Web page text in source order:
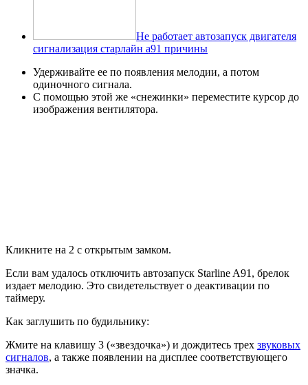
Не работает автозапуск двигателя
сигнализация старлайн а91 причины
Удерживайте ее по появления мелодии, а потом
одиночного сигнала.
С помощью этой же «снежинки» переместите курсор до
изображения вентилятора.
Кликните на 2 с открытым замком.
Если вам удалось отключить автозапуск Starline A91, брелок
издает мелодию. Это свидетельствует о деактивации по
таймеру.
Как заглушить по будильнику:
Жмите на клавишу 3 («звездочка») и дождитесь трех звуковых
сигналов, а также появлении на дисплее соответствующего
значка.